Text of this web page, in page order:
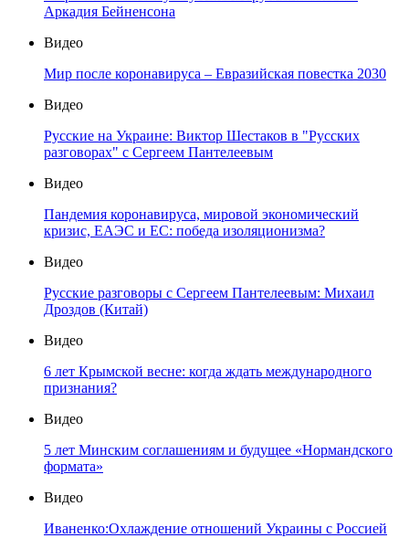
Аркадия Бейненсона
Видео
Мир после коронавируса – Евразийская повестка 2030
Видео
Русские на Украине: Виктор Шестаков в "Русских
разговорах" с Сергеем Пантелеевым
Видео
Пандемия коронавируса, мировой экономический
кризис, ЕАЭС и ЕС: победа изоляционизма?
Видео
Русские разговоры с Сергеем Пантелеевым: Михаил
Дроздов (Китай)
Видео
6 лет Крымской весне: когда ждать международного
признания?
Видео
5 лет Минским соглашениям и будущее «Нормандского
формата»
Видео
Иваненко:Охлаждение отношений Украины с Россией